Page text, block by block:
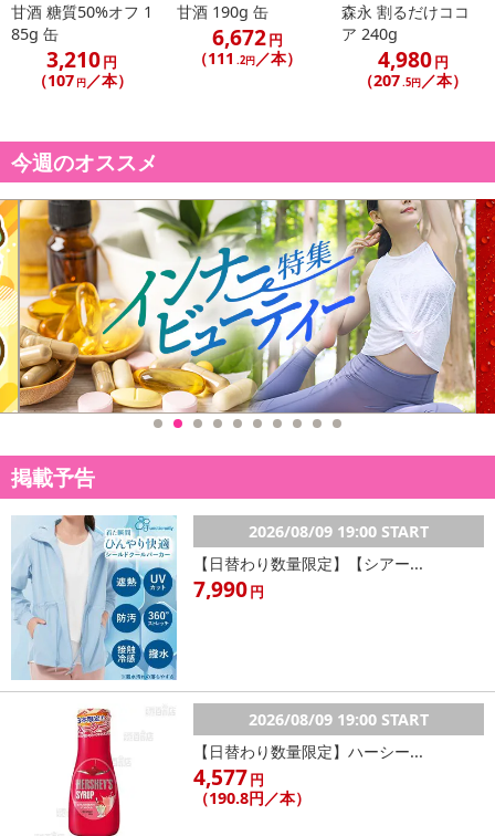
甘酒 糖質50%オフ 1
85g 缶
3,210円
（107 円／本）
甘酒 190g 缶
6,672円
（111 .2円／本）
森永 割るだけココ
ア 240g
4,980円
（207.5円／本）
今週のオススメ
掲載予告
2026/08/09 19:00 START
【日替わり数量限定】【シアー...
7,990円
2026/08/09 19:00 START
【日替わり数量限定】ハーシー...
4,577円
（190.8円／本）